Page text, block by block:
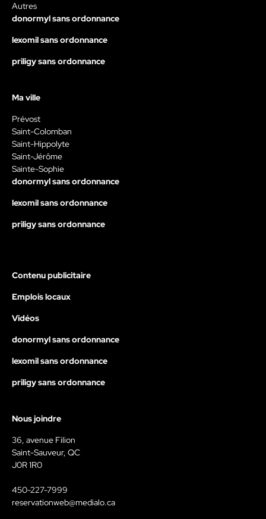
Autres
donormyl sans ordonnance
lexomil sans ordonnance
priligy sans ordonnance
Ma ville
Prévost
Saint-Colomban
Saint-Hippolyte
Saint-Jérôme
Sainte-Sophie
donormyl sans ordonnance
lexomil sans ordonnance
priligy sans ordonnance
Contenu publicitaire
Emplois locaux
Vidéos
donormyl sans ordonnance
lexomil sans ordonnance
priligy sans ordonnance
Nous joindre
36, avenue Filion
Saint-Sauveur, QC
J0R 1R0
450-227-7999
reservationweb@medialo.ca